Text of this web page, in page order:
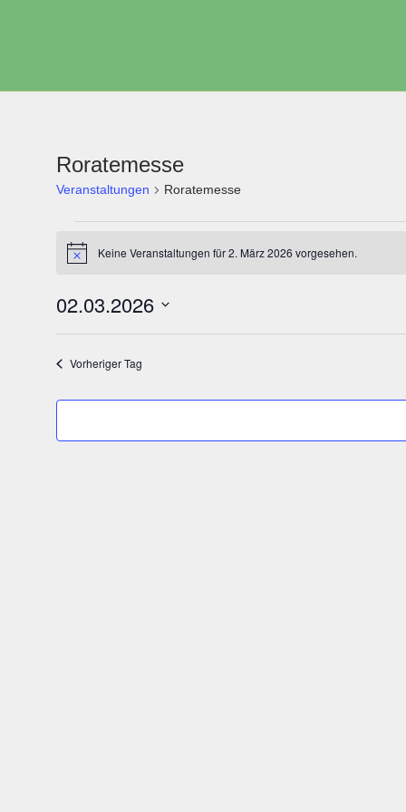
Roratemesse
Veranstaltungen Roratemesse
HinweisKeine Veranstaltungen für 2. März 2026 vorgesehen.
02.03.2026
Datum
wählen.
Vorheriger Tag